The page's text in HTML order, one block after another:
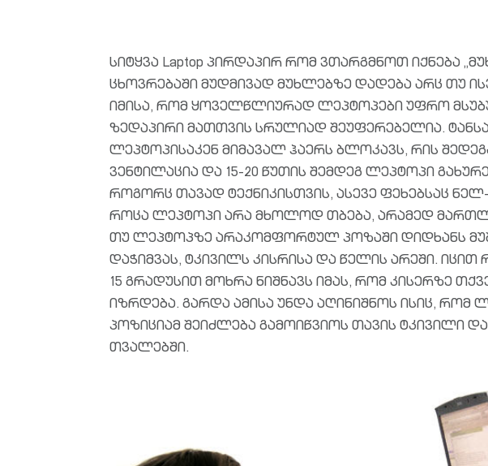
სიტყვა Laptop პირდაპირ რომ ვთარგმნოთ იქნება
ცხოვრებაში მუდმივად მუხლებზე დადება არც თუ
იმისა, რომ ყოველწლიურად ლეპტოპები უფრო
ზედაპირი მათთვის სრულიად შეუფერებელია.
ლეპტოპისაკენ მიმავალ ჰაერს ბლოკავს, რის
ვენტილაცია და 15-20 წუთის შემდეგ ლეპტოპი
როგორც თავად ტექნიკისთვის, ასევე ფეხებსაც
როცა ლეპტოპი არა მხოლოდ თბება, არამედ
თუ ლეპტოპზე არაკომფორტულ პოზაში დიდხანს
დაჭიმვას, ტკივილს კისრისა და წელის არეში.
15 გრადუსით მოხრა ნიშნავს იმას, რომ კისერზე
იზრდება. გარდა ამისა უნდა აღინიშნოს ისიც,
პოზიციამ შეიძლება გამოიწვიოს თავის ტკივილი
თვალებში.